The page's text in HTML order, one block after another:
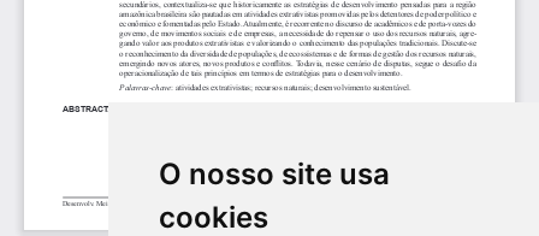
O nosso site usa
cookies